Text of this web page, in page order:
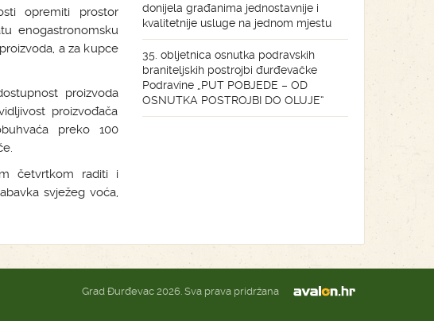
opremiti prostor
enogastronomsku
a za kupce
proizvoda
proizvođača
preko 100
četvrtkom raditi i
svježeg voća,
donijela građanima jednostavnije i
kvalitetnije usluge na jednom mjestu
35. obljetnica osnutka podravskih
braniteljskih postrojbi đurđevačke
Podravine „PUT POBJEDE – OD
OSNUTKA POSTROJBI DO OLUJE“
Grad Đurđevac 2026. Sva prava pridržana